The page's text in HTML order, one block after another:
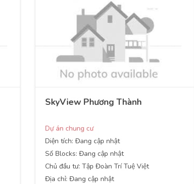
SkyView Phương Thành
Dự án chung cư
Diện tích: Đang cập nhật
Số Blocks: Đang cập nhật
Chủ đầu tư: Tập Đoàn Trí Tuệ Việt
Địa chỉ: Đang cập nhật